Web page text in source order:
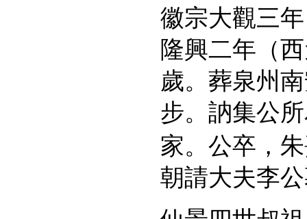
徽宗大觀三
隆興二年（
歲。葬泉州
步。訥集公
家。公卒，
朝請大夫李